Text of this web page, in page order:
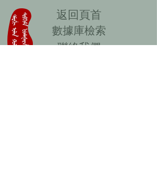
​返回頁首
數據庫檢索
聯絡我們